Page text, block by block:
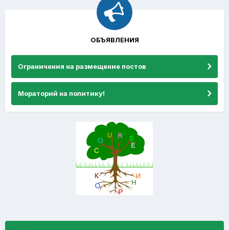
ОБЪЯВЛЕНИЯ
Ограничения на размещение постов
Мораторий на политику!